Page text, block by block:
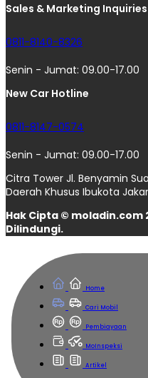
Home
Cari Mobil
Pembiayaan
MoInspeksi
Artikel
Sales & Marketing Inquiries
0811-8140-8326
Senin - Jumat: 09.00-17.00
New Car Hotline
0811-8147-0574
Senin - Jumat: 09.00-17.00
Citra Tower Jl. Benyamin
Daerah Khusus Ibukota
Hak Cipta © moladin.com
Dilindungi.